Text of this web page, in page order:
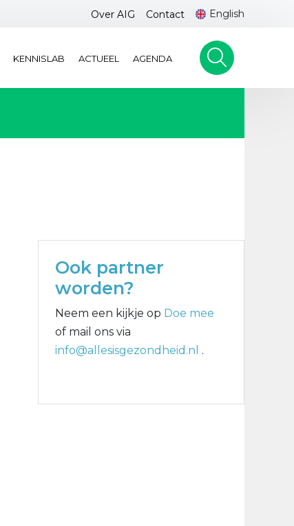
Over AIG Contact English
KENNISLAB ACTUEEL AGENDA
Ook partner
worden?
Neem een kijkje op Doe mee
of mail ons via
info@allesisgezondheid.nl .